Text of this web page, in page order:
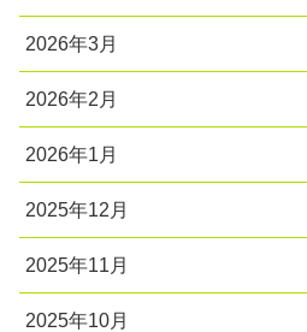
2026年3月
2026年2月
2026年1月
2025年12月
2025年11月
2025年10月